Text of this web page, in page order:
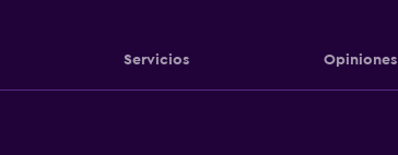
Servicios Opiniones